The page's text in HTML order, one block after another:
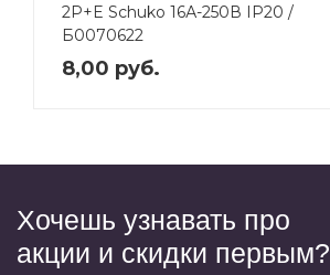
2P+E Schuko 16А-250В IP20 /
Б0070622
8,00 руб.
Хочешь узнавать про
акции и скидки первым?